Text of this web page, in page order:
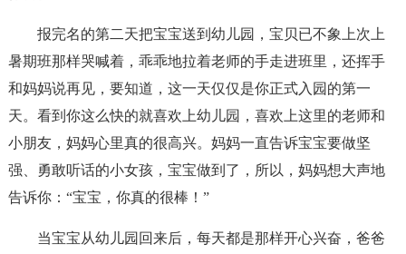
报完名的第二天把宝宝送到幼儿园，宝贝已不象上次上
暑期班那样哭喊着，乖乖地拉着老师的手走进班里，还挥手
和妈妈说再见，要知道，这一天仅仅是你正式入园的第一
天。看到你这么快的就喜欢上幼儿园，喜欢上这里的老师和
小朋友，妈妈心里真的很高兴。妈妈一直告诉宝宝要做坚
强、勇敢听话的小女孩，宝宝做到了，所以，妈妈想大声地
告诉你：“宝宝，你真的很棒！”
当宝宝从幼儿园回来后，每天都是那样开心兴奋，爸爸